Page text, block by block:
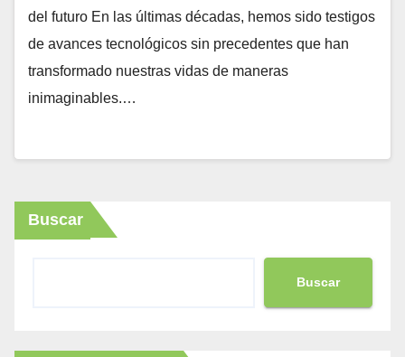
del futuro En las últimas décadas, hemos sido testigos
de avances tecnológicos sin precedentes que han
transformado nuestras vidas de maneras
inimaginables.…
Buscar
Buscar